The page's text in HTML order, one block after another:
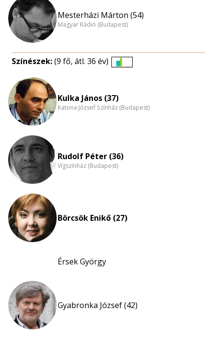
Mesterházi Márton (54)
Magyar Rádió (Budapest)
Színészek:(9 fő, átl. 36 év)
Kulka János (37)
Katona József Színház (Budapest)
Rudolf Péter (36)
Vígszínház (Budapest)
Börcsök Enikő (27)
Érsek György
Gyabronka József (42)